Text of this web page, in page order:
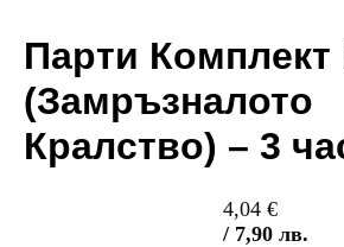
Парти Комплект
(Замръзналото
Кралство) – 3
4,04 €
/ 7,90 лв.